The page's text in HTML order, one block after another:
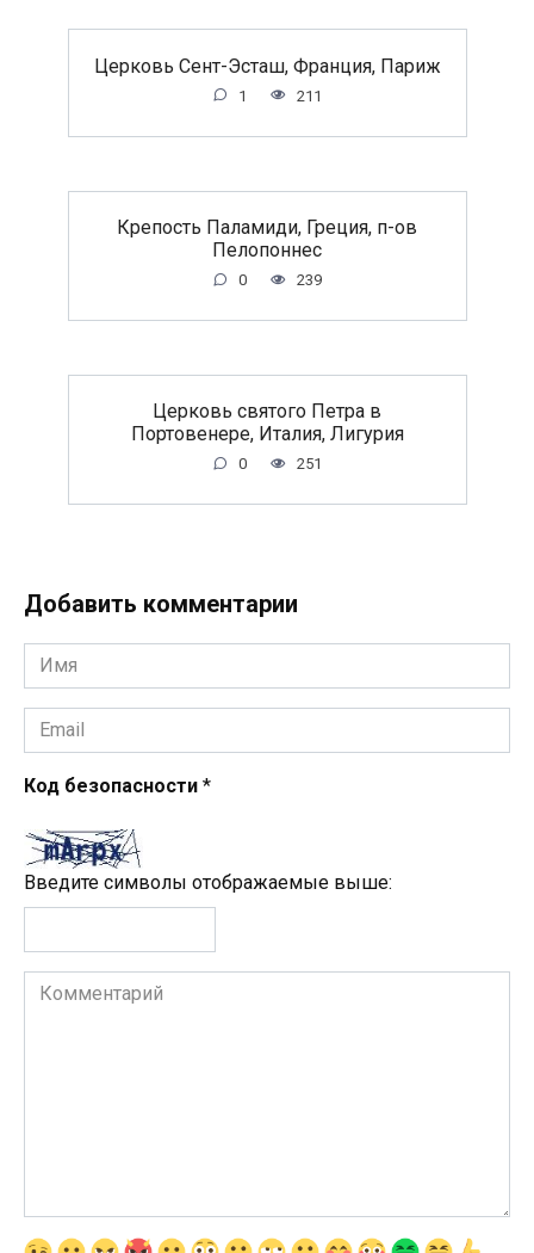
Церковь Сент-Эсташ, Франция, Париж
1 211
Крепость Паламиди, Греция, п-ов
Пелопоннес
0 239
Церковь святого Петра в
Портовенере, Италия, Лигурия
0 251
Добавить комментарии
Имя
*
Email
*
Код безопасности *
Введите символы отображаемые выше:
Комментарий